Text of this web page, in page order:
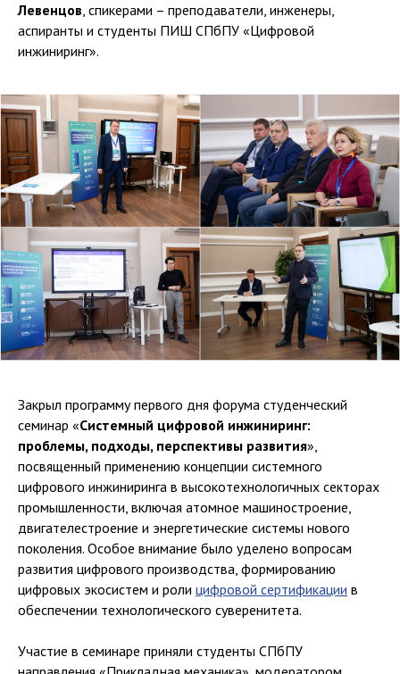
Левенцов, спикерами – преподаватели, инженеры,
аспиранты и студенты ПИШ СПбПУ «Цифровой
инжиниринг».
Закрыл программу первого дня форума студенческий
семинар «Системный цифровой инжиниринг:
проблемы, подходы, перспективы развития»,
посвященный применению концепции системного
цифрового инжиниринга в высокотехнологичных секторах
промышленности, включая атомное машиностроение,
двигателестроение и энергетические системы нового
поколения. Особое внимание было уделено вопросам
развития цифрового производства, формированию
цифровых экосистем и роли цифровой сертификации в
обеспечении технологического суверенитета.
Участие в семинаре приняли студенты СПбПУ